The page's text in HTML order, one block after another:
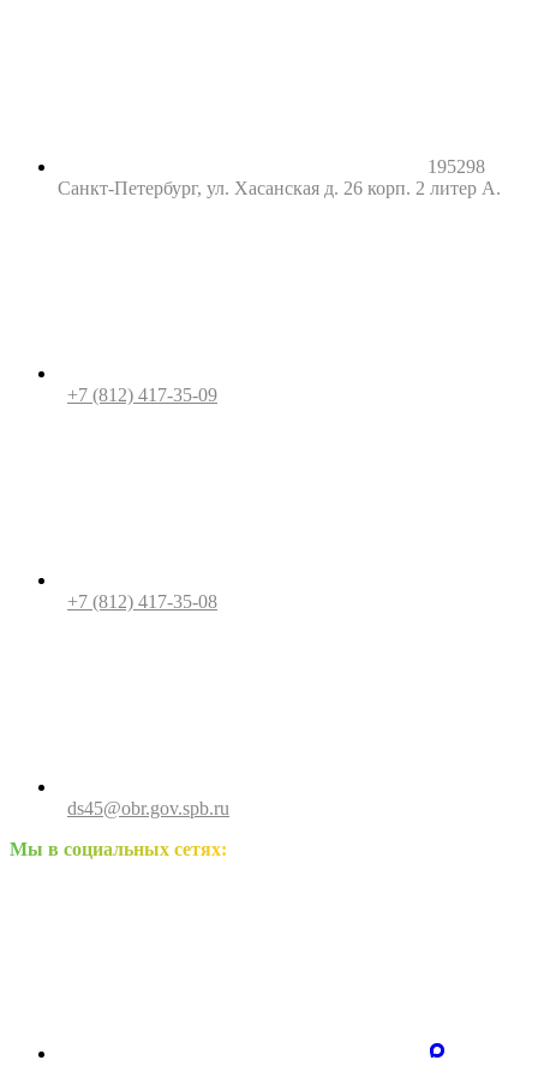
195298
Санкт-Петербург, ул. Хасанская д. 26 корп. 2 литер А.
+7 (812) 417-35-09
+7 (812) 417-35-08
ds45@obr.gov.spb.ru
Мы в социальных сетях: